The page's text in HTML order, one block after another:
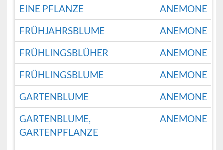
EINE PFLANZE
ANEMONE
FRÜHJAHRSBLUME
ANEMONE
FRÜHLINGSBLÜHER
ANEMONE
FRÜHLINGSBLUME
ANEMONE
GARTENBLUME
ANEMONE
GARTENBLUME,
GARTENPFLANZE
ANEMONE